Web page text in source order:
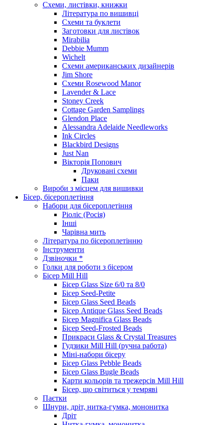
Схеми, листівки, книжки
Література по вишивці
Схеми та буклети
Заготовки для листівок
Mirabilia
Debbie Mumm
Wichelt
Схеми американських дизайнерів
Jim Shore
Cхеми Rosewood Manor
Lavender & Lace
Stoney Creek
Cottage Garden Samplings
Glendon Place
Alessandra Adelaide Needleworks
Ink Circles
Blackbird Designs
Just Nan
Вікторія Попович
Друковані схеми
Паки
Вироби з місцем для вишивки
Бісер, бісероплетіння
Набори для бісероплетіння
Ріоліс (Росія)
Інші
Чарівна мить
Література по бісероплетінню
Інструменти
Дзвіночки *
Голки для роботи з бісером
Бісер Mill Hill
Бісер Glass Size 6/0 та 8/0
Бісер Seed-Petite
Бісер Glass Seed Beads
Бісер Antique Glass Seed Beads
Бісер Magnifica Glass Beads
Бісер Seed-Frosted Beads
Прикраси Glass & Crystal Treasures
Гудзики Mill Hill (ручна работа)
Міні-набори бісеру
Бісер Glass Pebble Beads
Бісер Glass Bugle Beads
Карти кольорів та трежерсів Mill Hill
Бісер, що світиться у темряві
Паєтки
Шнури, дріт, нитка-гумка, мононитка
Дріт